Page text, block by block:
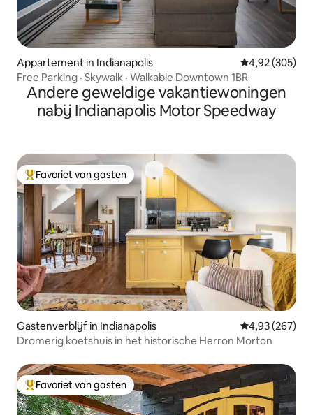
Appartement in Indianapolis Gemiddelde
4,92 (305)
Free Parking · Skywalk · Walkable Downtown 1BR
Andere geweldige vakantiewoningen
nabij Indianapolis Motor Speedway
Topfavoriet van gasten
Favoriet van gasten
Gastenverblijf in Indianapolis Gemiddelde
4,93 (267)
Dromerig koetshuis in het historische Herron Morton
Topfavoriet van gasten
Favoriet van gasten